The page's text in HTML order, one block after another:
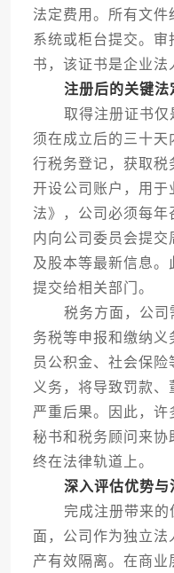
法定费用。所有文
系统或柜台提交。
书，该证书是企业法
注册后的关键法
取得注册证书仅
须在成立后的三十天
行税务登记，获取税
开设公司账户，用于
法》，公司必须每年
内向公司委员会提交
及股本等最新信息
提交给相关部门。
税务方面，公司
务税等申报和缴纳义
员公积金、社会保
义务，将导致罚款
严重后果。因此，许
秘书和税务顾问来协
终在法律轨道上。
深入评估优势与
完成注册带来的
面，公司作为独立法
产有效隔离。在商